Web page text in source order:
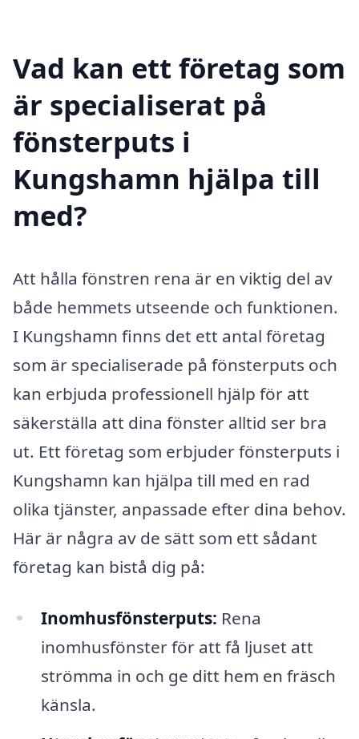
Vad kan ett företag som
är specialiserat på
fönsterputs i
Kungshamn hjälpa till
med?
Att hålla fönstren rena är en viktig del av
både hemmets utseende och funktionen.
I Kungshamn finns det ett antal företag
som är specialiserade på fönsterputs och
kan erbjuda professionell hjälp för att
säkerställa att dina fönster alltid ser bra
ut. Ett företag som erbjuder fönsterputs i
Kungshamn kan hjälpa till med en rad
olika tjänster, anpassade efter dina behov.
Här är några av de sätt som ett sådant
företag kan bistå dig på:
Inomhusfönsterputs: Rena
inomhusfönster för att få ljuset att
strömma in och ge ditt hem en fräsch
känsla.